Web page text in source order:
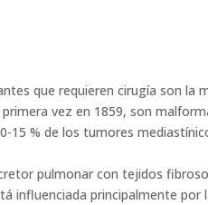
que requieren cirugía son la
vez en 1859, son
15 % de los tumores
pulmonar con tejidos
influenciada principalmente por